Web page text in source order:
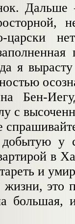
Дальше
я
Бен-
с
у
в
и
это
большая,